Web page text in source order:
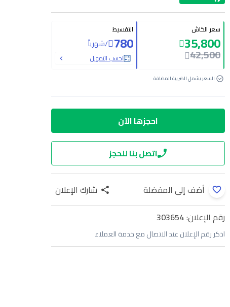
سعر الكاش
35,800
42,500
التقسيط
780
/شهرياً
احسب التمويل
السعر يشمل الضريبة المضافة
احجزها الآن
اتصل بنا للحجز
أضف إلى المفضلة
شارك الإعلان
رقم الإعلان:303654
اذكر رقم الإعلان عند الاتصال مع خدمة العملاء